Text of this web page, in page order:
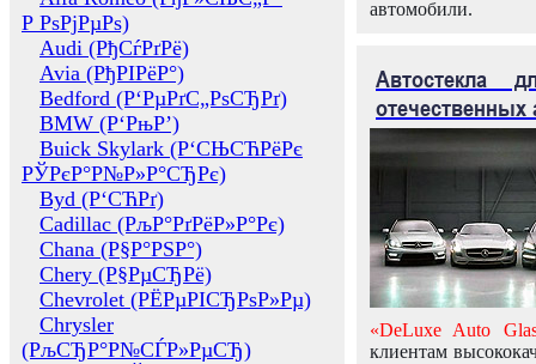
Р РѕРјРµРѕ)
Audi (РђСѓРґРё)
Avia (РђРІРёР°)
Bedford (Р‘РµРґС„РѕСЂРґ)
BMW (Р‘РњР’)
Buick Skylark (Р‘СЊСЋРёРє
РЎРєР°Р№Р»Р°СЂРє)
Byd (Р‘СЋРґ)
Cadillac (РљР°РґРёР»Р°Рє)
Chana (Р§Р°РЅР°)
Chery (Р§РµСЂРё)
Chevrolet (РЁРµРІСЂРѕР»Рµ)
Chrysler
(РљСЂР°Р№СЃР»РµСЂ)
автомобили.
Автостекла
отечественных
«DeLuxe Auto
клиентам